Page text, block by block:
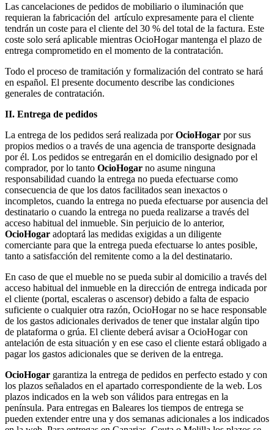
Las cancelaciones de pedidos de mobiliario o iluminación que
requieran la fabricación del artículo expresamente para el cliente
tendrán un coste para el cliente del 30 % del total de la factura. Este
coste solo será aplicable mientras OcioHogar mantenga el plazo de
entrega comprometido en el momento de la contratación.
Todo el proceso de tramitación y formalización del contrato se hará
en español. El presente documento describe las condiciones
generales de contratación.
II. Entrega de pedidos
La entrega de los pedidos será realizada porOcioHogar por sus
propios medios o a través de una agencia de transporte designada
por él. Los pedidos se entregarán en el domicilio designado por el
comprador, por lo tanto OcioHogar no asume ninguna
responsabilidad cuando la entrega no pueda efectuarse como
consecuencia de que los datos facilitados sean inexactos o
incompletos, cuando la entrega no pueda efectuarse por ausencia del
destinatario o cuando la entrega no pueda realizarse a través del
acceso habitual del inmueble. Sin perjuicio de lo anterior,
OcioHogar adoptará las medidas exigidas a un diligente
comerciante para que la entrega pueda efectuarse lo antes posible,
tanto a satisfacción del remitente como a la del destinatario.
En caso de que el mueble no se pueda subir al domicilio a través del
acceso habitual del inmueble en la dirección de entrega indicada por
el cliente (portal, escaleras o ascensor) debido a falta de espacio
suficiente o cualquier otra razón, OcioHogar no se hace responsable
de los gastos adicionales derivados de tener que instalar algún tipo
de plataforma o grúa. El cliente deberá avisar a OcioHogar con
antelación de esta situación y en ese caso el cliente estará obligado a
pagar los gastos adicionales que se deriven de la entrega.
OcioHogar garantiza la entrega de pedidos en perfecto estado y con
los plazos señalados en el apartado correspondiente de la web. Los
plazos indicados en la web son válidos para entregas en la
península. Para entregas en Baleares los tiempos de entrega se
pueden extender entre una y dos semanas adicionales a los indicados